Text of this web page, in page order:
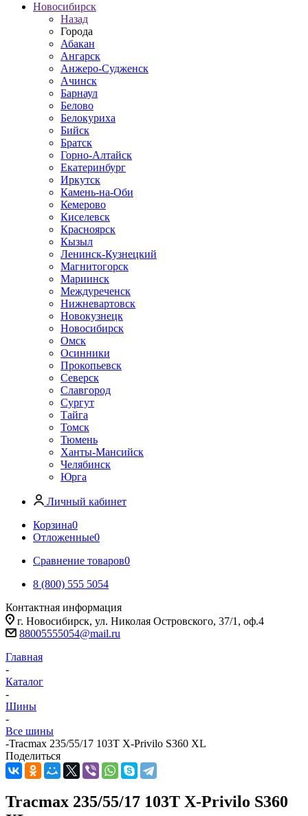
Новосибирск
Назад
Города
Абакан
Ангарск
Анжеро-Судженск
Ачинск
Барнаул
Белово
Белокуриха
Бийск
Братск
Горно-Алтайск
Екатеринбург
Иркутск
Камень-на-Оби
Кемерово
Киселевск
Красноярск
Кызыл
Ленинск-Кузнецкий
Магнитогорск
Мариинск
Междуреченск
Нижневартовск
Новокузнецк
Новосибирск
Омск
Осинники
Прокопьевск
Северск
Славгород
Сургут
Тайга
Томск
Тюмень
Ханты-Мансийск
Челябинск
Юрга
Личный кабинет
Корзина0
Отложенные0
Сравнение товаров0
8 (800) 555 5054
Контактная информация
г. Новосибирск, ул. Николая Островского, 37/1, оф.4
88005555054@mail.ru
Главная
-
Каталог
-
Шины
-
Все шины
-Tracmax 235/55/17 103T X-Privilo S360 XL
Поделиться
Tracmax 235/55/17 103T X-Privilo S360